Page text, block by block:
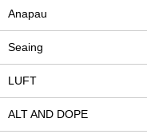
Anapau
Seaing
LUFT
ALT AND DOPE